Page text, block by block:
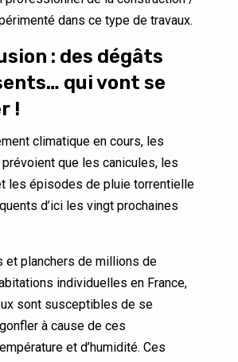
dans ce type de travaux.
: des dégâts
qui vont se
!
climatique en cours, les
que les canicules, les
les épisodes de pluie torrentielle
d’ici les vingt prochaines
et planchers de millions de
individuelles en France,
sont susceptibles de se
à cause de ces
et d’humidité. Ces